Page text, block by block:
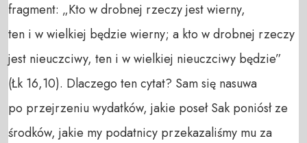
fragment: „Kto w drobnej rzeczy jest wierny,
ten i w wielkiej będzie wierny; a kto w drobnej rzeczy
jest nieuczciwy, ten i w wielkiej nieuczciwy będzie”
(Łk 16,10). Dlaczego ten cytat? Sam się nasuwa
po przejrzeniu wydatków, jakie poseł Sak poniósł ze
środków, jakie my podatnicy przekazaliśmy mu za